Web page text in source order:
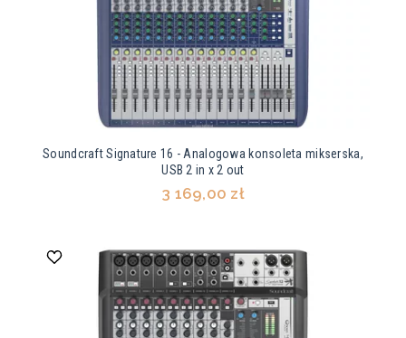
Soundcraft Signature 16 - Analogowa konsoleta mikserska,
USB 2 in x 2 out
3 169,00 zł